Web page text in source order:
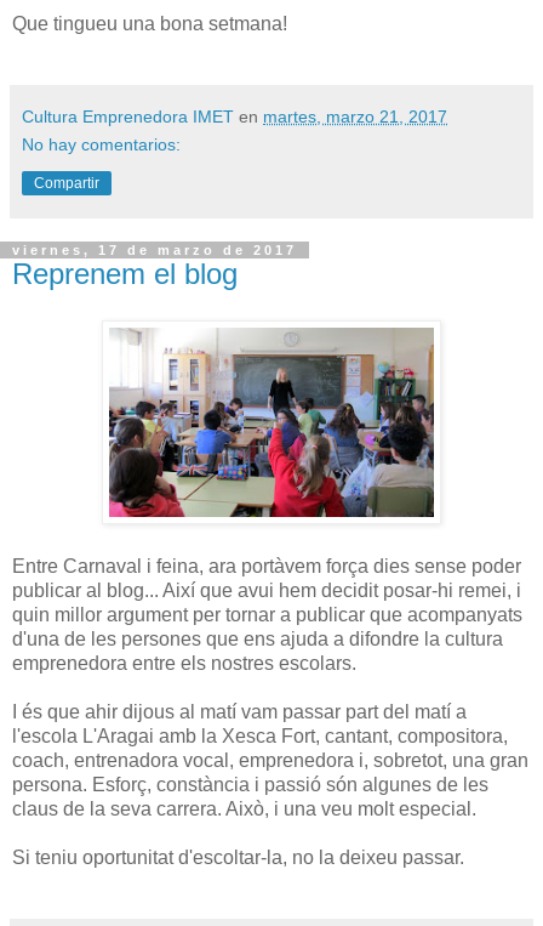
Que tingueu una bona setmana!
Cultura Emprenedora IMET en martes, marzo 21, 2017
No hay comentarios:
Compartir
viernes, 17 de marzo de 2017
Reprenem el blog
Entre Carnaval i feina, ara portàvem força dies sense poder
publicar al blog... Així que avui hem decidit posar-hi remei, i
quin millor argument per tornar a publicar que acompanyats
d'una de les persones que ens ajuda a difondre la cultura
emprenedora entre els nostres escolars.
I és que ahir dijous al matí vam passar part del matí a
l'escola L'Aragai amb la Xesca Fort, cantant, compositora,
coach, entrenadora vocal, emprenedora i, sobretot, una gran
persona. Esforç, constància i passió són algunes de les
claus de la seva carrera. Això, i una veu molt especial.
Si teniu oportunitat d'escoltar-la, no la deixeu passar.